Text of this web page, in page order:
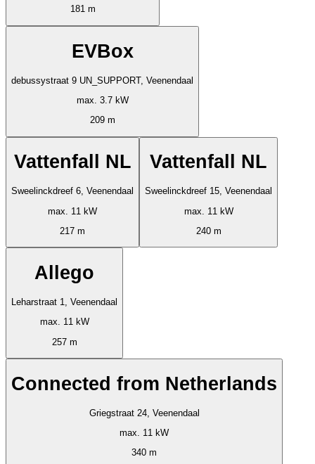
181 m
EVBox
debussystraat 9 UN_SUPPORT, Veenendaal
max. 3.7 kW
209 m
Vattenfall NL
Sweelinckdreef 6, Veenendaal
max. 11 kW
217 m
Vattenfall NL
Sweelinckdreef 15, Veenendaal
max. 11 kW
240 m
Allego
Leharstraat 1, Veenendaal
max. 11 kW
257 m
Connected from Netherlands
Griegstraat 24, Veenendaal
max. 11 kW
340 m